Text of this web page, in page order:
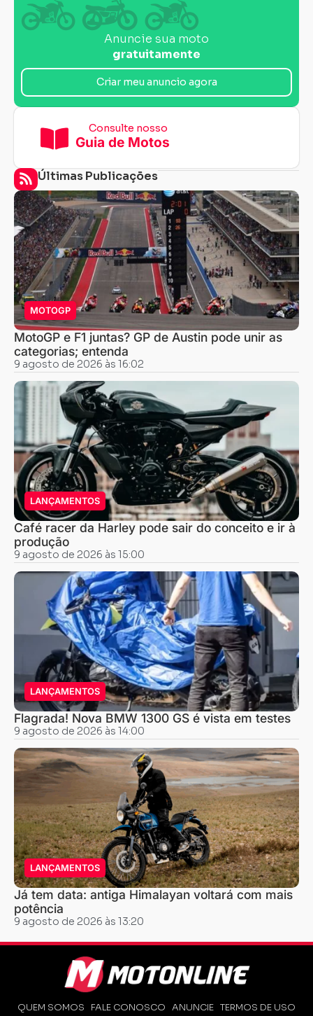
Anuncie sua moto
gratuitamente
Criar meu anuncio agora
Consulte nosso
Guia de Motos
Últimas Publicações
MOTOGP
MotoGP e F1 juntas? GP de Austin pode unir as
categorias; entenda
9 agosto de 2026 às 16:02
LANÇAMENTOS
Café racer da Harley pode sair do conceito e ir à
produção
9 agosto de 2026 às 15:00
LANÇAMENTOS
Flagrada! Nova BMW 1300 GS é vista em testes
9 agosto de 2026 às 14:00
LANÇAMENTOS
Já tem data: antiga Himalayan voltará com mais
potência
9 agosto de 2026 às 13:20
QUEM SOMOS FALE CONOSCO ANUNCIE TERMOS DE USO